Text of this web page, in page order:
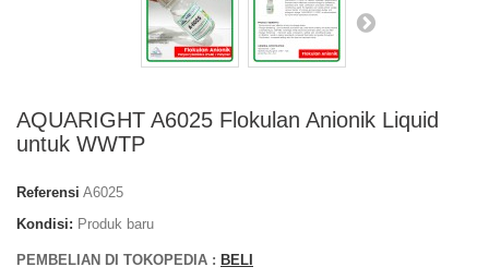
AQUARIGHT A6025 Flokulan Anionik Liquid
untuk WWTP
Referensi A6025
Kondisi: Produk baru
PEMBELIAN DI TOKOPEDIA : BELI